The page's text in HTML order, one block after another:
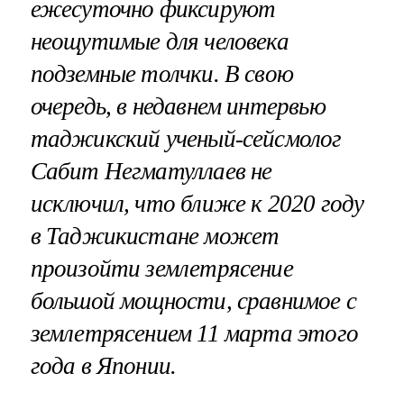
ежесуточно фиксируют
неощутимые для человека
подземные толчки. В свою
очередь, в недавнем интервью
таджикский ученый-сейсмолог
Сабит Негматуллаев не
исключил, что ближе к 2020 году
в Таджикистане может
произойти землетрясение
большой мощности, сравнимое с
землетрясением 11 марта этого
года в Японии.